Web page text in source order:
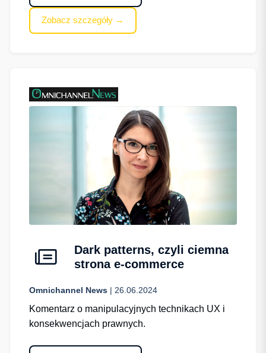
Zobacz szczegóły →
Dark patterns, czyli ciemna
strona e-commerce
Omnichannel News | 26.06.2024
Komentarz o manipulacyjnych technikach UX i
konsekwencjach prawnych.